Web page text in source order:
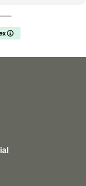
é o futuro do
Depois desta
jardins zoológicos
selvagem,
e altamente
a natureza